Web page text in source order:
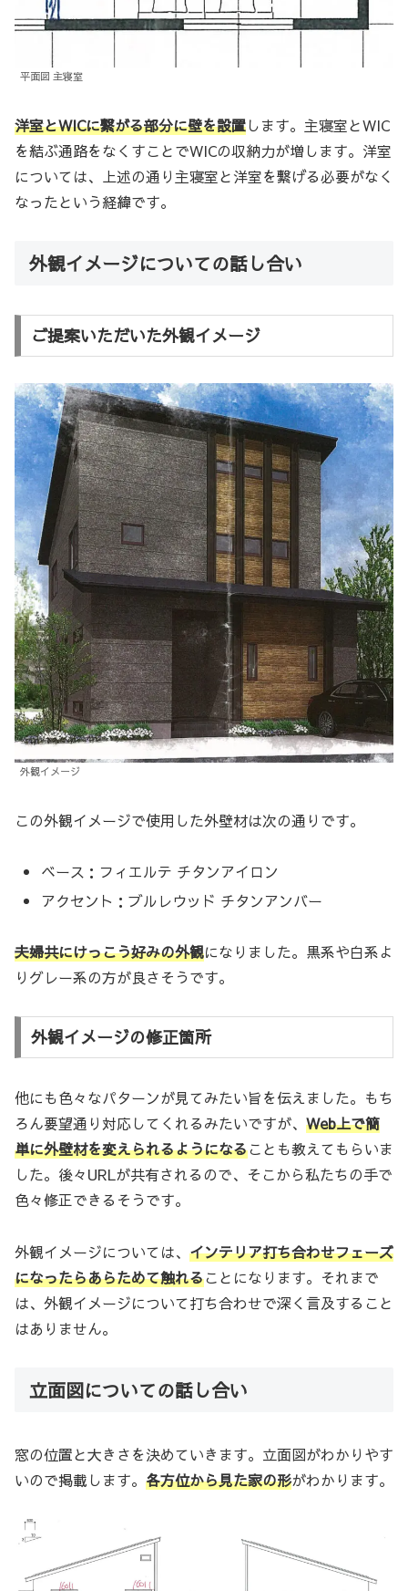
平面図 主寝室
洋室とWICに繋がる部分に壁を設置します。主寝室とWIC
を結ぶ通路をなくすことでWICの収納力が増します。洋室
については、上述の通り主寝室と洋室を繋げる必要がなく
なったという経緯です。
外観イメージについての話し合い
ご提案いただいた外観イメージ
外観イメージ
この外観イメージで使用した外壁材は次の通りです。
ベース：フィエルテ チタンアイロン
アクセント：ブルレウッド チタンアンバー
夫婦共にけっこう好みの外観になりました。黒系や白系よ
りグレー系の方が良さそうです。
外観イメージの修正箇所
他にも色々なパターンが見てみたい旨を伝えました。もち
ろん要望通り対応してくれるみたいですが、 Web上で簡
単に外壁材を変えられるようになることも教えてもらいま
した。後々URLが共有されるので、そこから私たちの手で
色々修正できるそうです。
外観イメージについては、 インテリア打ち合わせフェーズ
になったらあらためて触れることになります。それまで
は、外観イメージについて打ち合わせで深く言及すること
はありません。
立面図についての話し合い
窓の位置と大きさを決めていきます。立面図がわかりやす
いので掲載します。 各方位から見た家の形がわかります。